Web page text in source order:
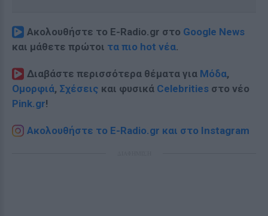
Ακολουθήστε το E-Radio.gr στο Google News
και μάθετε πρώτοι τα πιο hot νέα.
Διαβάστε περισσότερα θέματα για Μόδα,
Ομορφιά, Σχέσεις και φυσικά Celebrities στο νέο
Pink.gr!
Ακολουθήστε το E-Radio.gr και στο Instagram